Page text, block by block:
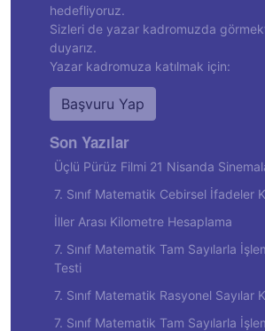
hedefliyoruz.
Sizleri de yazar kadromuzda
duyarız.
Yazar kadromuza katılmak için:
Başvuru Yap
Son Yazılar
Üçlü Pürüz Filmi 21 Nisanda
7. Sınıf Matematik Cebirsel İfadeler
İller Arası Kilometre Hesaplama
7. Sınıf Matematik Tam Sayılarla
Testi
7. Sınıf Matematik Rasyonel Sayılar
7. Sınıf Matematik Tam Sayılarla